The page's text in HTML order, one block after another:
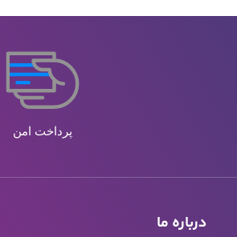
پرداخت امن
درباره ما